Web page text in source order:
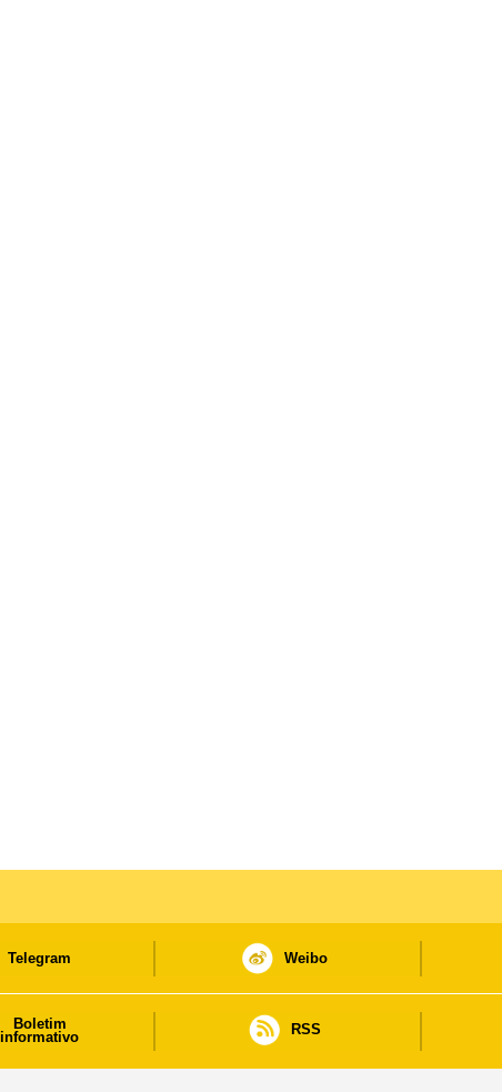
Telegram Weibo
Boletim
informativo
RSS